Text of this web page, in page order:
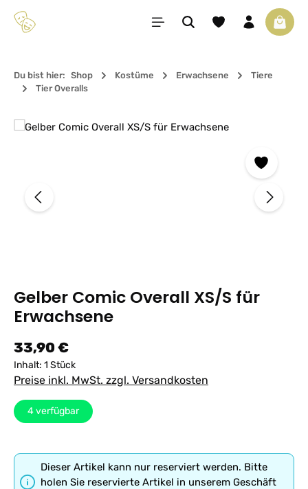
Zum Hauptinhalt springen Du hast 0 Produkte
Du bist hier: Shop Kostüme Erwachsene
Tiere
Tier Overalls
Bildergalerie überspringen
Gelber Comic Overall XS/S für
Erwachsene
Regulärer Preis:
33,90 €
Inhalt: 1 Stück
Preise inkl. MwSt. zzgl. Versandkosten
4verfügbar
Dieser Artikel kann nur reserviert werden. Bitte
holen Sie reservierte Artikel in unserem Geschäft